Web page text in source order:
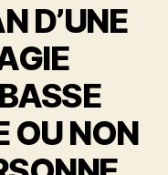
D’UNE
OU NON